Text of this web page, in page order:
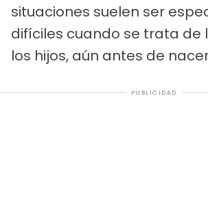
situaciones suelen ser
difíciles cuando se trata de
los hijos, aún antes de
PUBLICIDAD